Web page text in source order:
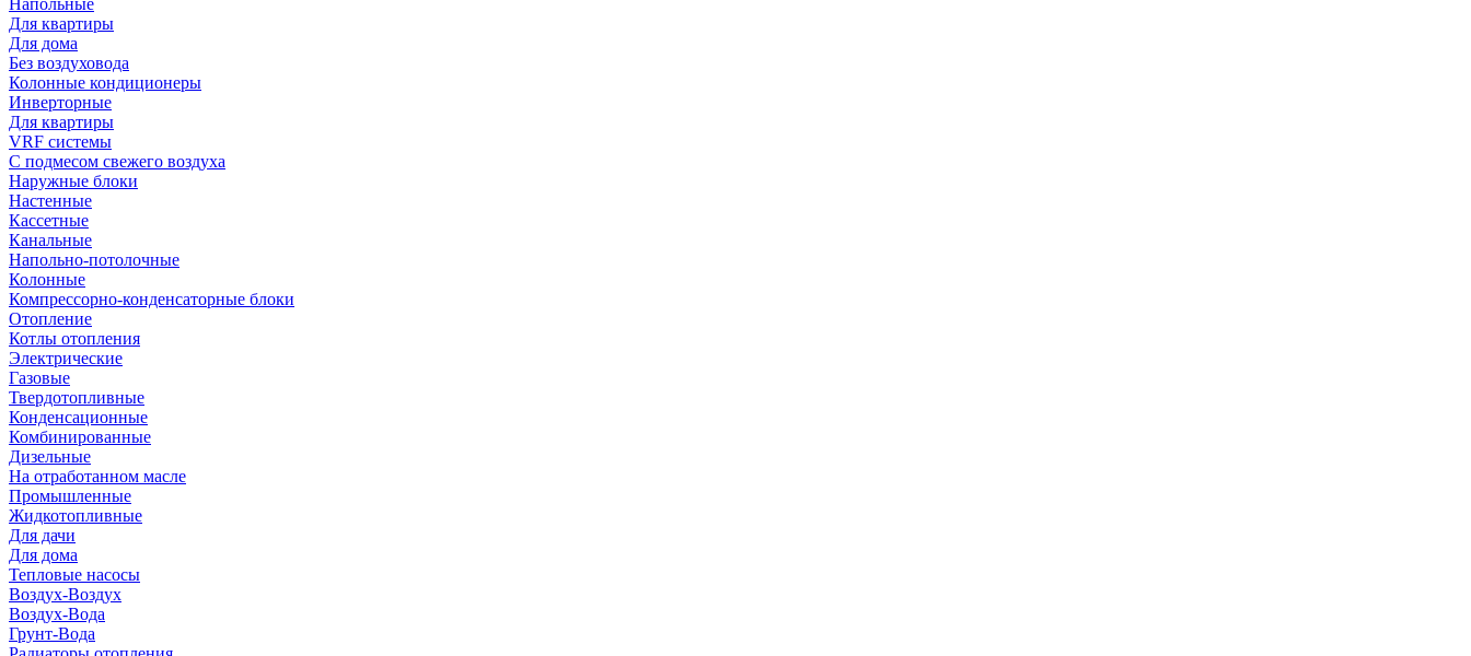
Напольные
Для квартиры
Для дома
Без воздуховода
Колонные кондиционеры
Инверторные
Для квартиры
VRF системы
С подмесом свежего воздуха
Наружные блоки
Настенные
Кассетные
Канальные
Напольно-потолочные
Колонные
Компрессорно-конденсаторные блоки
Отопление
Котлы отопления
Электрические
Газовые
Твердотопливные
Конденсационные
Комбинированные
Дизельные
На отработанном масле
Промышленные
Жидкотопливные
Для дачи
Для дома
Тепловые насосы
Воздух-Воздух
Воздух-Вода
Грунт-Вода